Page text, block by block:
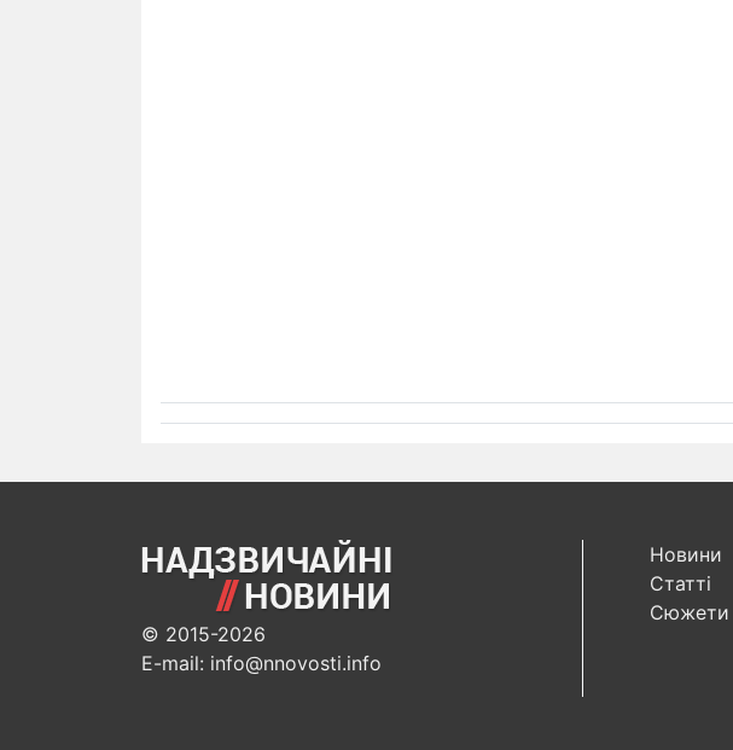
© 2015-2026
E-mail: info@nnovosti.info
Новини
Статті
Сюжети